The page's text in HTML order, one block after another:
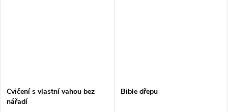
Cvičení s vlastní vahou bez
nářadí
Bible dřepu